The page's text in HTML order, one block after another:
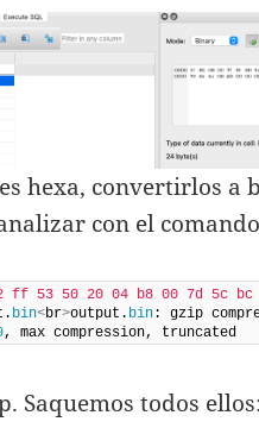
hexa, convertirlos a
con el
53 50 20 04 b8 00 7d 5c bc
bin<br>output. bin: gzip
, max compression, truncated
Saquemos todos ellos: